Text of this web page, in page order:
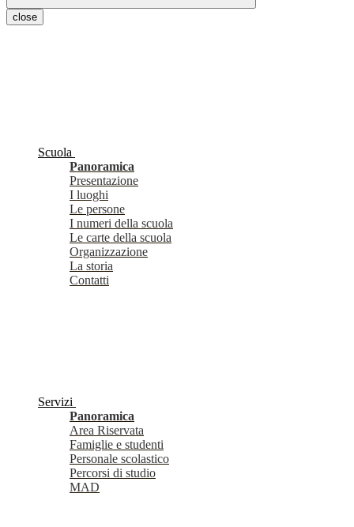
close
Scuola
Panoramica
Presentazione
I luoghi
Le persone
I numeri della scuola
Le carte della scuola
Organizzazione
La storia
Contatti
Servizi
Panoramica
Area Riservata
Famiglie e studenti
Personale scolastico
Percorsi di studio
MAD